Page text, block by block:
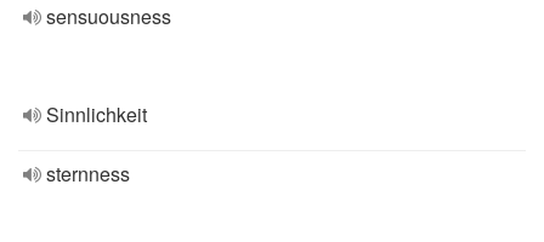
sensuousness
Sinnlichkeit
sternness